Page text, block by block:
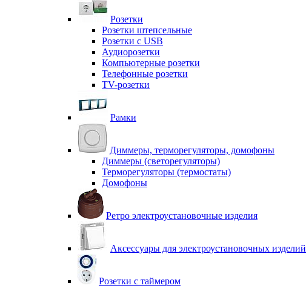
Розетки
Розетки штепсельные
Розетки с USB
Аудиорозетки
Компьютерные розетки
Телефонные розетки
TV-розетки
Рамки
Диммеры, терморегуляторы, домофоны
Диммеры (светорегуляторы)
Терморегуляторы (термостаты)
Домофоны
Ретро электроустановочные изделия
Аксессуары для электроустановочных изделий
Розетки с таймером